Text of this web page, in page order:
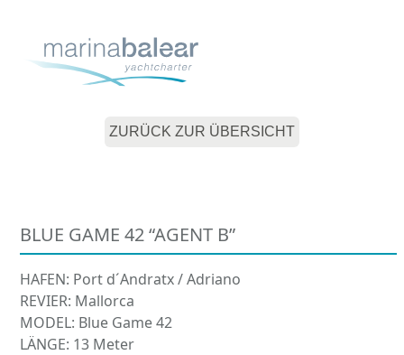
contentmobile
menu
mobile
menu
ZURÜCK ZUR ÜBERSICHT
BLUE GAME 42 “AGENT B”
HAFEN: Port d´Andratx / Adriano
REVIER: Mallorca
MODEL: Blue Game 42
LÄNGE: 13 Meter